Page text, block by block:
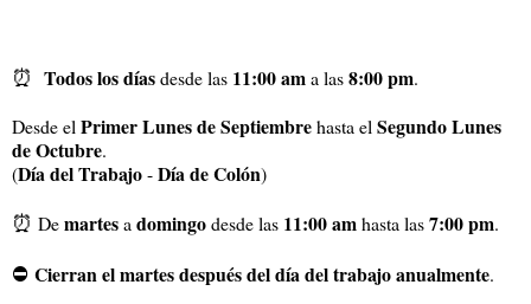
⏰ Todos los díasdesde las 11:00 ama las8:00 pm.
Desde el Primer Lunes de Septiembrehasta el Segundo Lunes
de Octubre.
(Día del Trabajo-Día de Colón)
⏰ Demartesa domingodesde las 11:00 amhasta las7:00 pm.
⛔ Cierran el martes después del día del trabajo anualmente.